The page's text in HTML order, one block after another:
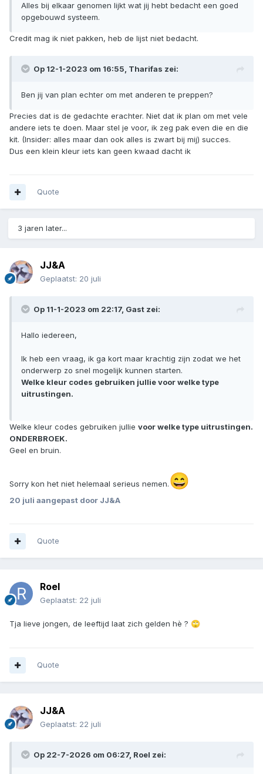
Alles bij elkaar genomen lijkt wat jij hebt bedacht een goed
opgebouwd systeem.
Credit mag ik niet pakken, heb de lijst niet bedacht.
Op 12-1-2023 om 16:55, Tharifas zei:
Ben jij van plan echter om met anderen te preppen?
Precies dat is de gedachte erachter. Niet dat ik plan om met vele
andere iets te doen. Maar stel je voor, ik zeg pak even die en die
kit. (Insider: alles maar dan ook alles is zwart bij mij) succes.
Dus een klein kleur iets kan geen kwaad dacht ik
Quote
3 jaren later...
JJ&A
Geplaatst: 20 juli
Op 11-1-2023 om 22:17, Gast zei:
Hallo iedereen,
Ik heb een vraag, ik ga kort maar krachtig zijn zodat we het
onderwerp zo snel mogelijk kunnen starten.
Welke kleur codes gebruiken jullie voor welke type
uitrustingen.
Welke kleur codes gebruiken jullie voor welke type uitrustingen.
ONDERBROEK.
Geel en bruin.
Sorry kon het niet helemaal serieus nemen.😄
20 juli aangepast door JJ&A
Quote
Roel
Geplaatst: 22 juli
Tja lieve jongen, de leeftijd laat zich gelden hè ? 🙄
Quote
JJ&A
Geplaatst: 22 juli
Op 22-7-2026 om 06:27, Roel zei: